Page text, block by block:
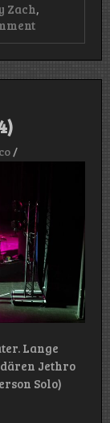
Zach,
on
Zach
(Helga
/
Lange
Jethro
Solo)